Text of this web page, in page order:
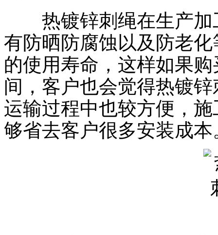
热镀锌刺绳在生产加
有防晒防腐蚀以及防老
的使用寿命，这样如果
间，客户也会觉得热镀
运输过程中也较方便，
够省去客户很多安装成本